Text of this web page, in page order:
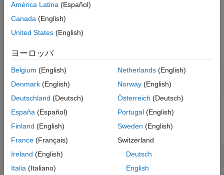
モーション プランニング
コードの生成と展開
SLAM ツールの詳細については、
い。
アプリ
ビルダー
リッド マップを作成
関数
すべて展開する
Visual SLAM
América Latina (Español)
Canada (English)
United States (English)
ヨーロッパ
Belgium (English)
Denmark (English)
Deutschland (Deutsch)
España (Español)
Finland (English)
France (Français)
Ireland (English)
Italia (Italiano)
Netherlands(English)
Norway(English)
Österreich (Deutsch)
Portugal(English)
Sweden (English)
Switzerland
Deutsch
English